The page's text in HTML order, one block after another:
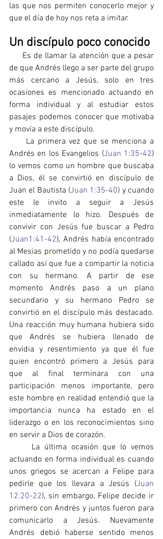
las que nos permiten conocerlo mejor y
que el día de hoy nos reta a imitar.
Un discípulo poco conocido
de que Andrés llego a ser parte del grupo
más cercano a Jesús, solo en tres
ocasiones es mencionado actuando en
forma individual y al estudiar estos
pasajes podemos conocer que motivaba
y movía a este discípulo.
Andrés en los Evangelios (Juan 1:35-42)
lo vemos como un hombre que buscaba
a Dios, él se convirtió en discípulo de
Juan el Bautista (Juan 1:35-40) y cuando
este le invito a seguir a Jesús
inmediatamente lo hizo. Después de
convivir con Jesús fue buscar a Pedro
(Juan1:41-42), Andrés había encontrado
al Mesias prometido y no podía quedarse
callado así que fue a compartir la noticia
con su hermano. A partir de ese
momento Andrés paso a un plano
secundario y su hermano Pedro se
convirtió en el discípulo más destacado.
Una reacción muy humana hubiera sido
que Andrés se hubiera llenado de
envidia y resentimiento ya que él fue
quien encontró primero a Jesús para
que al final terminara con una
participación menos importante, pero
este hombre en realidad entendió que la
importancia nunca ha estado en el
liderazgo o en los reconocimientos sino
en servir a Dios de corazón.
actuando en forma individual es cuando
unos griegos se acercan a Felipe para
pedirle que los llevara a Jesús (Juan
12:20-22), sin embargo, Felipe decide ir
primero con Andrés y juntos fueron para
comunicarlo a Jesús. Nuevamente
Andrés debió haberse sentido menos